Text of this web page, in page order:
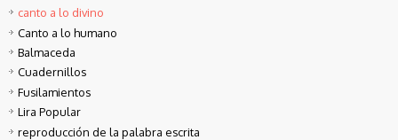
canto a lo divino
Canto a lo humano
Balmaceda
Cuadernillos
Fusilamientos
Lira Popular
reproducción de la palabra escrita